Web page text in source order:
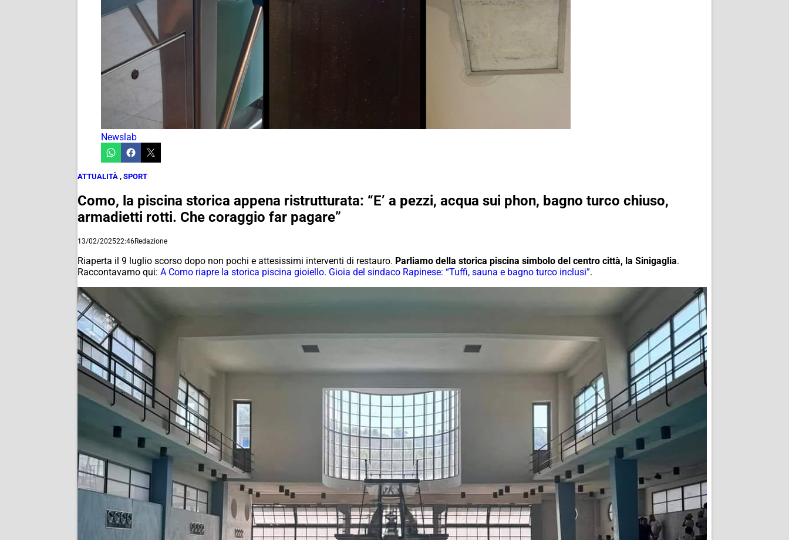
Newslab
ATTUALITÀ , SPORT
Como, la piscina storica appena ristrutturata: “E’ a pezzi, acqua sui phon, bagno turco chiuso,
armadietti rotti. Che coraggio far pagare”
13/02/202522:46Redazione
Riaperta il 9 luglio scorso dopo non pochi e attesissimi interventi di restauro. Parliamo della storica piscina simbolo del centro città, la Sinigaglia.
Raccontavamo qui: A Como riapre la storica piscina gioiello. Gioia del sindaco Rapinese: “Tuffi, sauna e bagno turco inclusi”.